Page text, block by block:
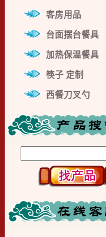
客房用品
台面摆台餐具
加热保温餐具
筷子 定制
西餐刀叉勺